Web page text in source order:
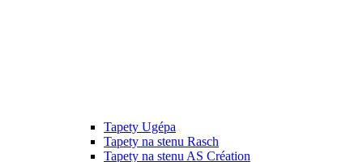
Tapety Ugépa
Tapety na stenu Rasch
Tapety na stenu AS Création